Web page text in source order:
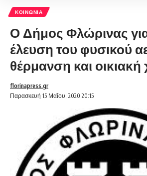
ΚΟΙΝΩΝΊΑ
Ο Δήμος Φλώρινας
έλευση του φυσικού
θέρμανση και
Παρασκευή 15 Μαΐου, 2020 20:15
florinapress.gr